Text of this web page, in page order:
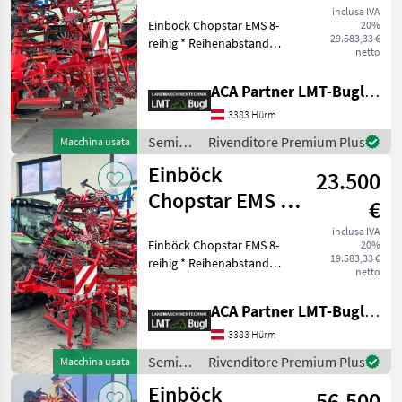
Macchina usata
Guad
inclusa IVA
20%
29.583,33 €
netto
Einböck Chopstar EMS 8-
reihig * Reihenabstand
Spindelverstellbare
Farmflex-Tasträder * 5
Stück Vibrofeder je Körper
mi
ACA Partner LMT-Bugl GmbH
3383 Hürm
Semina
e cura /
Einböck
Rivenditore Premium Plus
Macchina usata
Einböck
Chopstar EMS 8-
Section-Control
23.500
€
inclusa IVA
20%
19.583,33 €
netto
Einböck Chopstar EMS 8-
reihig * Reihenabstand
Bus mit GPS * Hackkörper
mit Einzugsverstärkung *
Spindelverstellba
ACA Partner LMT-Bugl GmbH
3383 Hürm
Semina
e cura /
Einböck
Rivenditore Premium Plus
Einböck